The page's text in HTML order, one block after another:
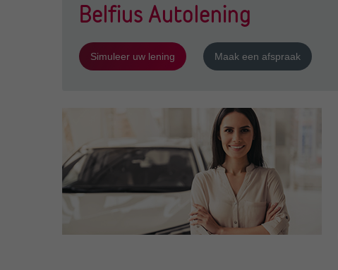
Belfius Autolening
Simuleer uw lening Maak een afspraak